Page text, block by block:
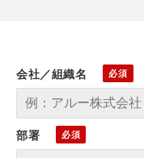
会社／組織名
部署